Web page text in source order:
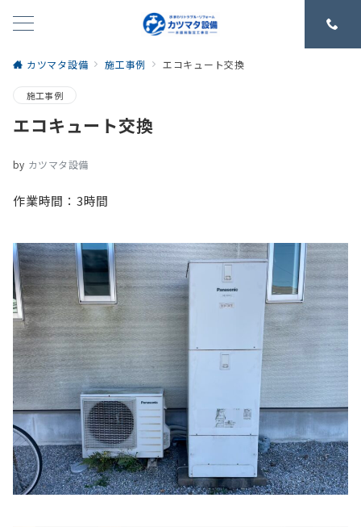
カツマタ設備 施工事例 エコキュート交換
施工事例
エコキュート交換
by カツマタ設備
作業時間：3時間